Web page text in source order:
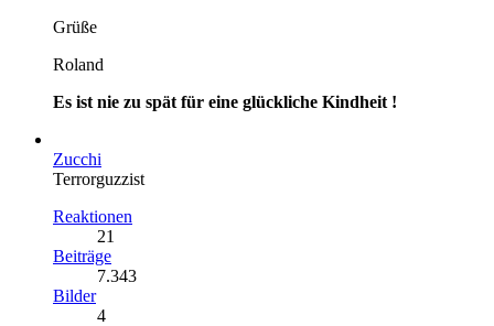
Grüße
Roland
Es ist nie zu spät für eine glückliche Kindheit !
Zucchi
Terrorguzzist
Reaktionen
21
Beiträge
7.343
Bilder
4